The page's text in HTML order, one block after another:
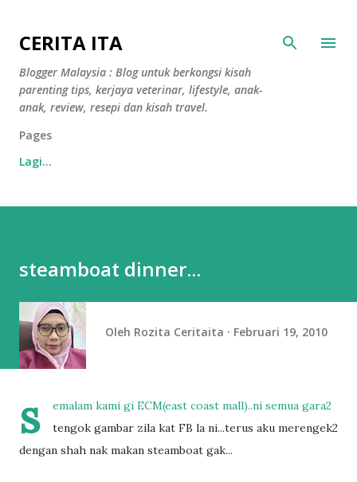
CERITA ITA
Blogger Malaysia : Blog untuk berkongsi kisah
parenting tips, kerjaya veterinar, lifestyle, anak-
anak, review, resepi dan kisah travel.
Pages
Lagi…
steamboat dinner...
Oleh Rozita Ceritaita Februari 19, 2010
s
emalam kami gi ECM(east coast mall)..ni semua gara2
tengok gambar zila kat FB la ni...terus aku merengek2
dengan shah nak makan steamboat gak...